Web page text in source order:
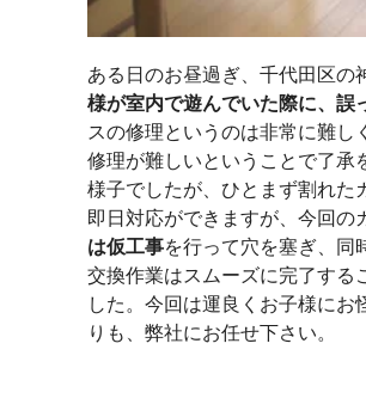
ある日のお昼過ぎ、千代田区の
様が室内で遊んでいた際に、誤
スの修理というのは非常に難し
修理が難しいということで了承
様子でしたが、ひとまず割れた
即日対応ができますが、今回の
は仮工事を行って穴を塞ぎ、同
交換作業はスムーズに完了する
した。今回は運良くお子様に
りも、弊社にお任せ下さい。